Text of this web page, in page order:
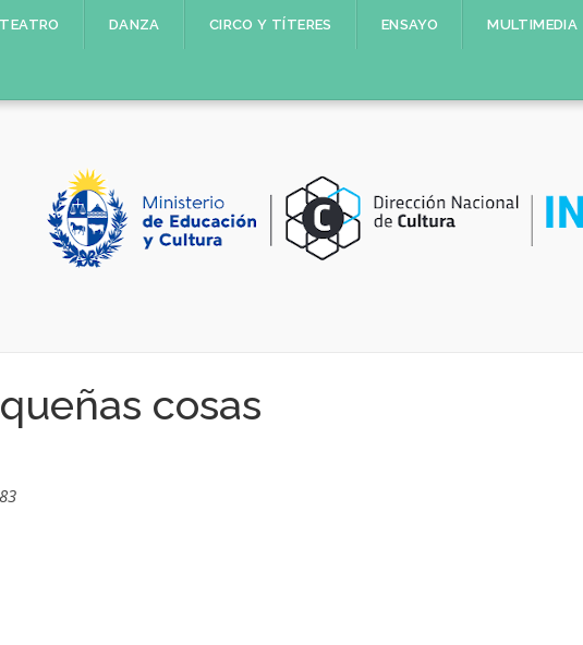
TEATRO DANZA CIRCO Y TÍTERES ENSAYO MULTIMEDIA
cosas